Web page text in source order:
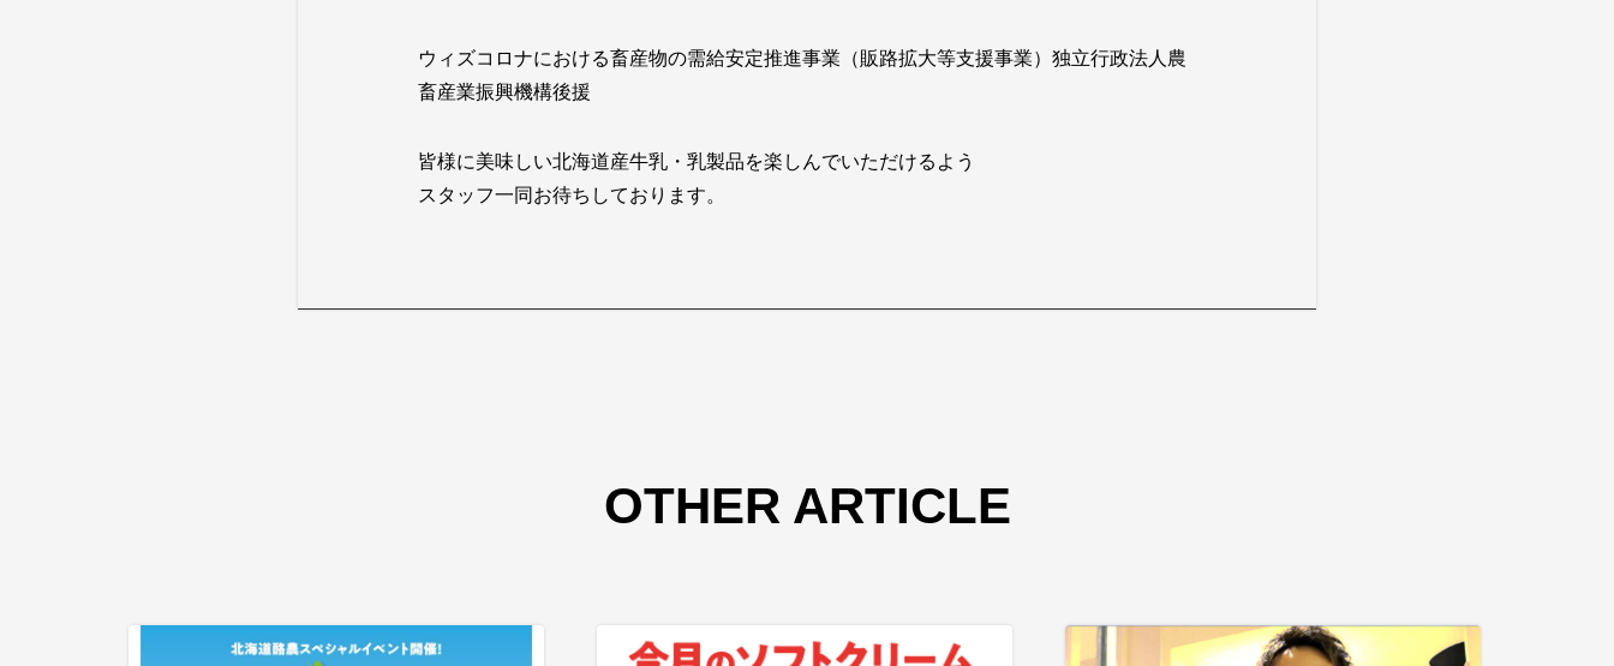
ウィズコロナにおける畜産物の需給安定推進事業（販路拡大等支援事業）独立行政法人農
畜産業振興機構後援
皆様に美味しい北海道産牛乳・乳製品を楽しんでいただけるよう
スタッフ一同お待ちしております。
OTHER ARTICLE